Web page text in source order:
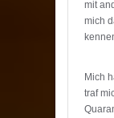
mit
mich
Mich
traf